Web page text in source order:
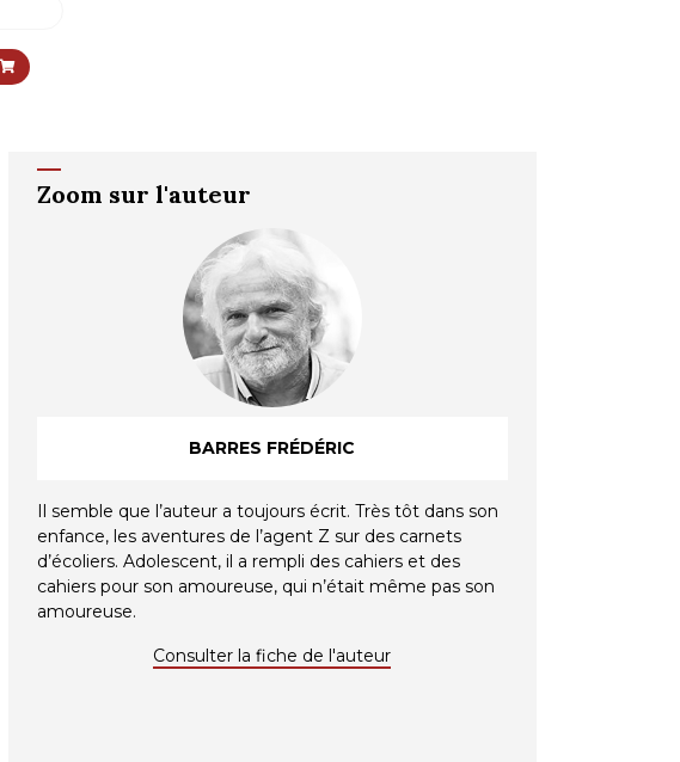
Zoom sur l'auteur
BARRES FRÉDÉRIC
Il semble que l’auteur a toujours écrit. Très tôt dans son
enfance, les aventures de l’agent Z sur des carnets
d’écoliers. Adolescent, il a rempli des cahiers et des
cahiers pour son amoureuse, qui n’était même pas son
amoureuse.
Consulter la fiche de l'auteur